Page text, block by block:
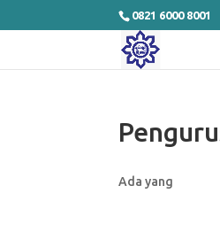
0821 6000 8001
Ada yang